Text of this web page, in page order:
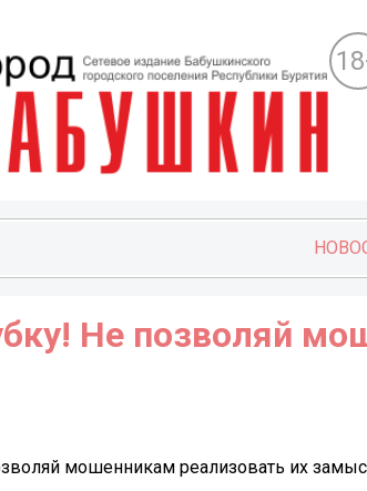
Не позволяй
мошенникам реализовать их